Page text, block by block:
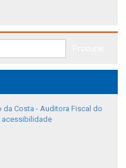
da Costa - Auditora Fiscal do
acessibilidade